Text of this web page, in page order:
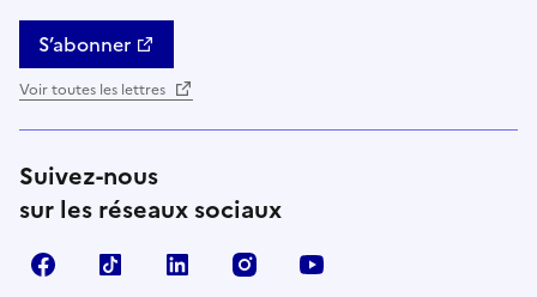
S’abonner
Voir toutes les lettres
Suivez-nous
sur les réseaux sociaux
FacebookTikTok Linkedin Instagram